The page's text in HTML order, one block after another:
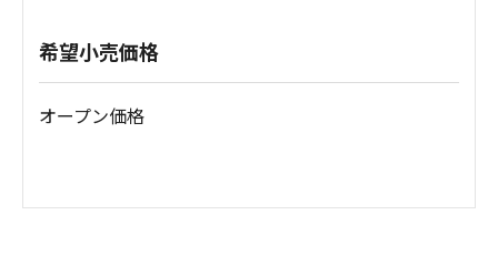
希望小売価格
オープン価格